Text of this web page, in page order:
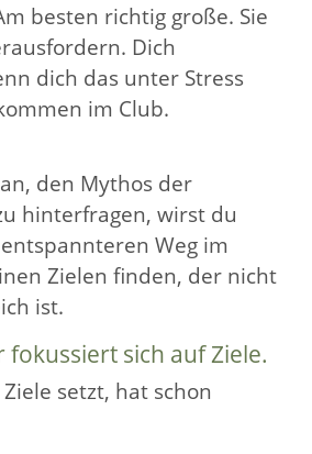
besten richtig große. Sie
Dich
dich das unter Stress
im Club.
den Mythos der
hinterfragen, wirst du
Weg im
Zielen finden, der nicht
ist.
fokussiert sich auf Ziele.
setzt, hat schon